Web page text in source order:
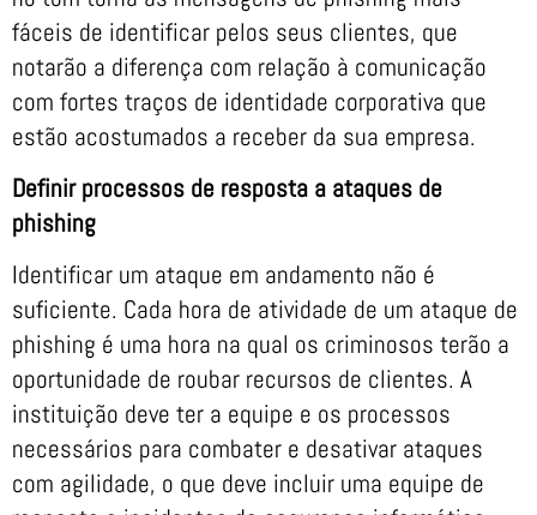
fáceis de identificar pelos seus clientes, que
notarão a diferença com relação à comunicação
com fortes traços de identidade corporativa que
estão acostumados a receber da sua empresa.
Definir processos de resposta a ataques de
phishing
Identificar um ataque em andamento não é
suficiente. Cada hora de atividade de um ataque de
phishing é uma hora na qual os criminosos terão a
oportunidade de roubar recursos de clientes. A
instituição deve ter a equipe e os processos
necessários para combater e desativar ataques
com agilidade, o que deve incluir uma equipe de